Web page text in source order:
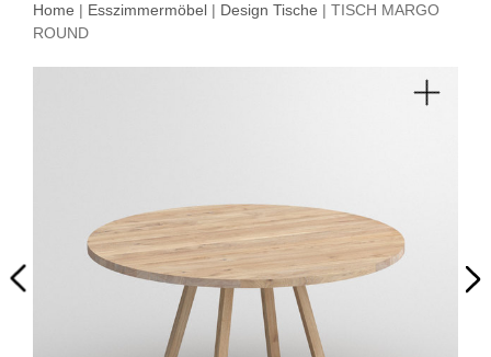
Home | Esszimmermöbel | Design Tische | TISCH MARGO
ROUND